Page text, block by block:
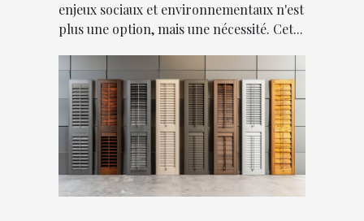
enjeux sociaux et environnementaux n'est
plus une option, mais une nécessité. Cet...